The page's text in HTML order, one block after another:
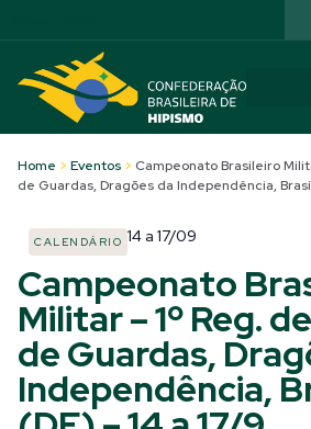
Home > Eventos > Campeonato Brasileiro
de Guardas, Dragões da Independência,
CALENDÁRIO 14 a 17/09
Campeonato
Militar – 1º Reg.
de Guardas,
Independência,